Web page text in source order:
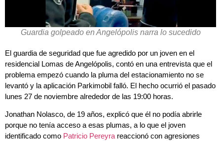
Guardia golpeado en Angelópolis narra lo sucedido
El guardia de seguridad que fue agredido por un joven en el
residencial Lomas de Angelópolis, contó en una entrevista que el
problema empezó cuando la pluma del estacionamiento no se
levantó y la aplicación Parkimobil falló. El hecho ocurrió el pasado
lunes 27 de noviembre alrededor de las 19:00 horas.
Jonathan Nolasco, de 19 años, explicó que él no podía abrirle
porque no tenía acceso a esas plumas, a lo que el joven
identificado como Patricio Pereyra reaccionó con agresiones